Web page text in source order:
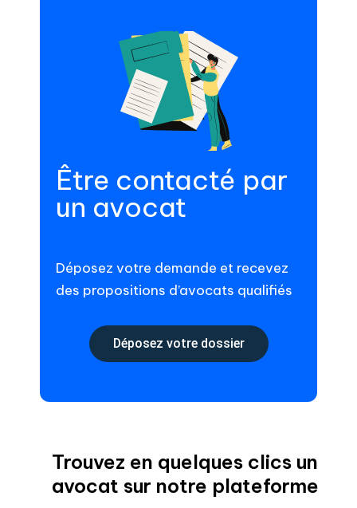
Être contacté par
un avocat
Déposez votre demande et recevez
des propositions d’avocats qualifiés
Déposez votre dossier
Trouvez en quelques clics un
avocat sur notre plateforme